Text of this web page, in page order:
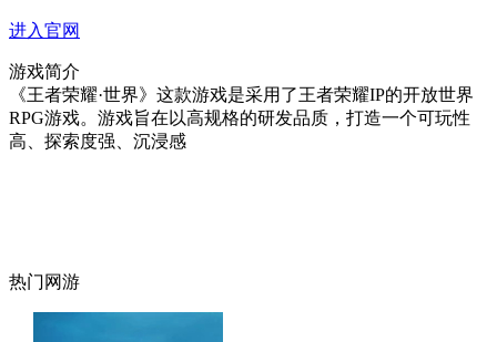
进入官网
游戏简介
《王者荣耀·世界》这款游戏是采用了王者荣耀IP的开放世界
RPG游戏。游戏旨在以高规格的研发品质，打造一个可玩性
高、探索度强、沉浸感
热门网游